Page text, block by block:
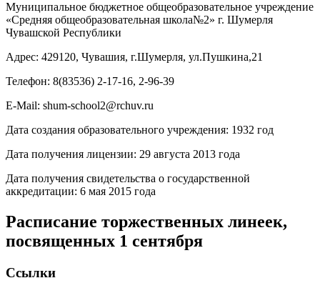
Муниципальное бюджетное общеобразовательное учреждение
«Средняя общеобразовательная школа№2» г. Шумерля
Чувашской Республики
Адрес: 429120, Чувашия, г.Шумерля, ул.Пушкина,21
Телефон: 8(83536) 2-17-16, 2-96-39
E-Mail: shum-school2@rchuv.ru
Дата создания образовательного учреждения: 1932 год
Дата получения лицензии: 29 августа 2013 года
Дата получения свидетельства о государственной
аккредитации: 6 мая 2015 года
Расписание торжественных линеек,
посвященных 1 сентября
Ссылки